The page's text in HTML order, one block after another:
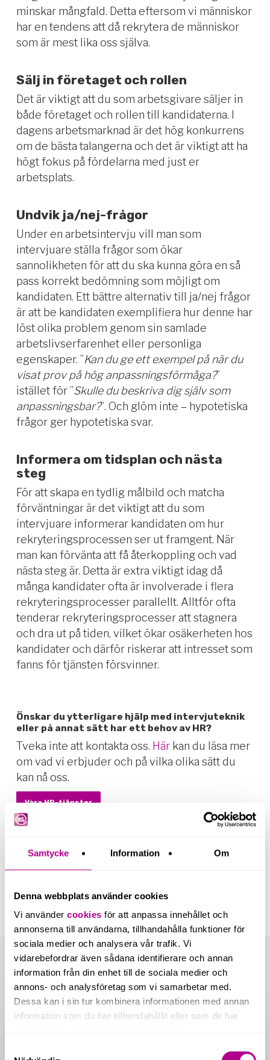
Samtycke Information Om
Denna webbplats använder cookies
Vi använder cookies för att anpassa innehållet och
annonserna till användarna, tillhandahålla funktioner för
sociala medier och analysera vår trafik. Vi
vidarebefordrar även sådana identifierare och annan
information från din enhet till de sociala medier och
annons- och analysföretag som vi samarbetar med.
Dessa kan i sin tur kombinera informationen med annan
information som du har tillhandahållit eller som de har
minskar mångfald. Detta eftersom vi människor
har en tendens att då rekrytera de människor
som är mest lika oss själva.
Sälj in företaget och rollen
Det är viktigt att du som arbetsgivare säljer in
både företaget och rollen till kandidaterna. I
dagens arbetsmarknad är det hög konkurrens
om de bästa talangerna och det är viktigt att ha
högt fokus på fördelarna med just er
arbetsplats.
Undvik ja/nej-frågor
Under en arbetsintervju vill man som
intervjuare ställa frågor som ökar
sannolikheten för att du ska kunna göra en så
pass korrekt bedömning som möjligt om
kandidaten. Ett bättre alternativ till ja/nej frågor
är att be kandidaten exemplifiera hur denne har
löst olika problem genom sin samlade
arbetslivserfarenhet eller personliga
egenskaper. ”Kan du ge ett exempel på när du
visat prov på hög anpassningsförmåga?”
istället för ”Skulle du beskriva dig själv som
anpassningsbar?”. Och glöm inte – hypotetiska
frågor ger hypotetiska svar.
Informera om tidsplan och nästa
steg
För att skapa en tydlig målbild och matcha
förväntningar är det viktigt att du som
intervjuare informerar kandidaten om hur
rekryteringsprocessen ser ut framgent. När
man kan förvänta att få återkoppling och vad
nästa steg är. Detta är extra viktigt idag då
många kandidater ofta är involverade i flera
rekryteringsprocesser parallellt. Alltför ofta
tenderar rekryteringsprocesser att stagnera
och dra ut på tiden, vilket ökar osäkerheten hos
kandidater och därför riskerar att intresset som
fanns för tjänsten försvinner.
Önskar du ytterligare hjälp med intervjuteknik
eller på annat sätt har ett behov av HR?
Tveka inte att kontakta oss. Härkan du läsa mer
om vad vi erbjuder och på vilka olika sätt du
kan nå oss.
Våra HR-tjänster
Related Posts
Nya
redovisningskrav